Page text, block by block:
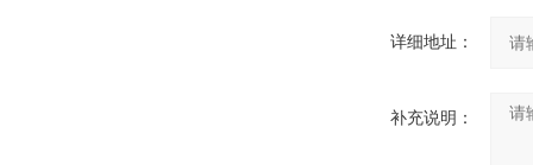
详细地址：
补充说明：